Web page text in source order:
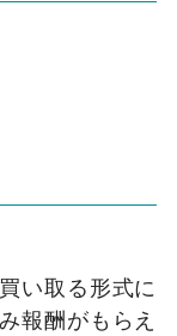
い取る形式に
報酬がもらえ